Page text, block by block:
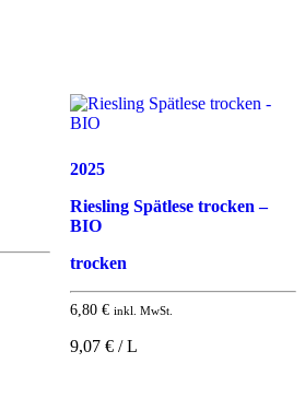
2025
Riesling Spätlese trocken –
BIO
trocken
6,80 € inkl. MwSt.
9,07 € / L